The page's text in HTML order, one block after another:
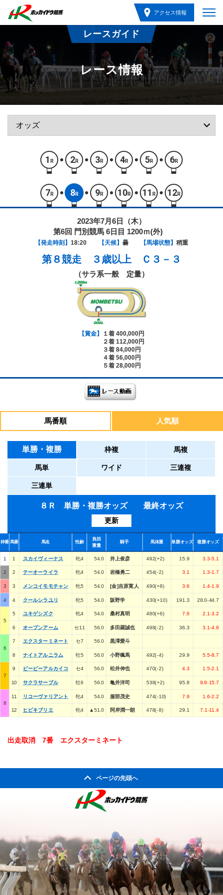
アクセス情報
レースガイド
レース情報
1 R 2R 3R 4R 5R 6R
7 R 8R 9R 10R 11 R 12R
2023年7月6日（木）
第6回 門別競馬 6日目 1200ｍ(外)
【発走時刻】 18:20 【天候】 曇 【馬場状態】 稍重
第８競走 ３歳以上 Ｃ３－３
（サラ系一般 定量）
【賞金】
１着 400,000円
２着 112,000円
３着 84,000円
４着 56,000円
５着 28,000円
馬番順 人気順
単勝・複勝 枠複 馬複
馬単 ワイド 三連複
三連単
８Ｒ 単勝・複勝オッズ 最終オッズ
更新
枠番馬番 馬名 性齢
負担
重量
騎手 馬体重 単勝オッズ 複勝オッズ
1 1 スカイヴィーナス 牝4 54.0 井上俊彦 492(+2) 15.9 3.3-5.1
2 2 テーオーライラ 牝4 54.0 岩橋勇二 454(-2) 3.1 1.3-1.7
3 3 メンコイモモチャン 牝5 54.0 [金]吉原寛人 490(+8) 3.6 1.4-1.9
4 4 クールシラユリ 牝5 54.0 阪野学 430(+10) 191.3 28.0-44.7
5
5 ユキゲシズク 牝4 54.0 桑村真明 480(+6) 7.6 2.1-3.2
6 オープンアーム セ11 56.0 多田羅誠也 498(-2) 36.3 3.1-4.8
6
7 エクスターミネート セ7 56.0 黒澤愛斗
8 ナイトアルニラム 牡5 56.0 小野楓馬 492(-4) 29.9 5.5-8.7
7
9 ビービーアルカイコ セ4 56.0 松井伸也 470(-2) 4.3 1.5-2.1
10 サクラサーブル 牡6 56.0 亀井洋司 538(+2) 95.8 9.8-15.7
8
11 リコーヴァリアント 牝4 54.0 服部茂史 474(-10) 7.9 1.6-2.2
12 ヒビキブリエ 牝4 ▲51.0 阿岸潤一朗 478(-8) 29.1 7.1-11.4
出走取消 7番 エクスターミネート
ページの先頭へ